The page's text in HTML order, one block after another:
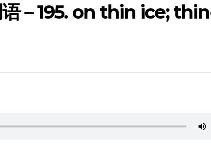
– 195. on thin ice;